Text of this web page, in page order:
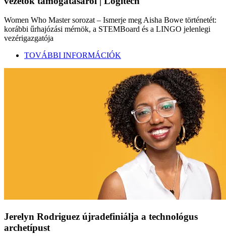
Women Who Master sorozat – Ismerje meg Aisha Bowe történetét:
korábbi űrhajózási mérnök, a STEMBoard és a LINGO jelenlegi
vezérigazgatója
TOVÁBBI INFORMÁCIÓK
Jerelyn Rodriguez újradefiniálja a technológus
archetípust